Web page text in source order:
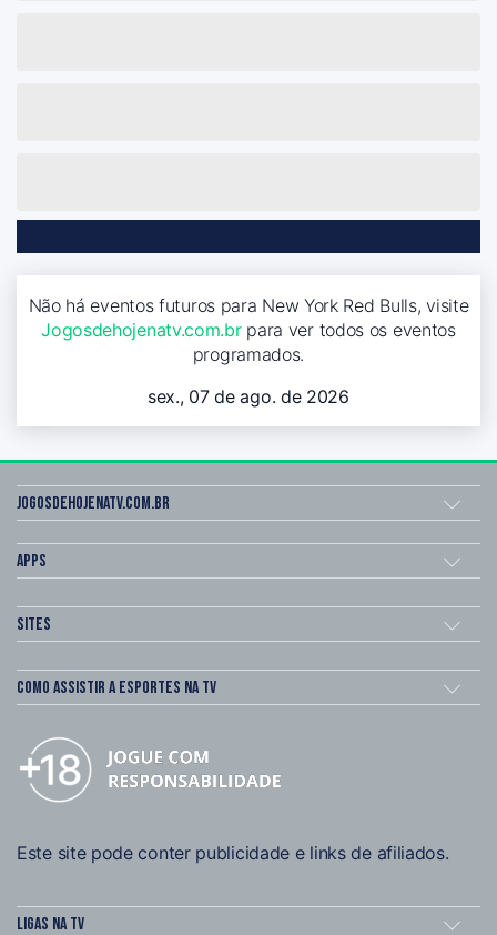
Não há eventos futuros para New York Red Bulls, visite
Jogosdehojenatv.com.brpara ver todos os eventos
programados.
sex., 07 de ago. de 2026
Jogosdehojenatv.com.br
Apps
Sites
Como assistir a esportes na TV
Este site pode conter publicidade e links de afiliados.
Ligas na TV